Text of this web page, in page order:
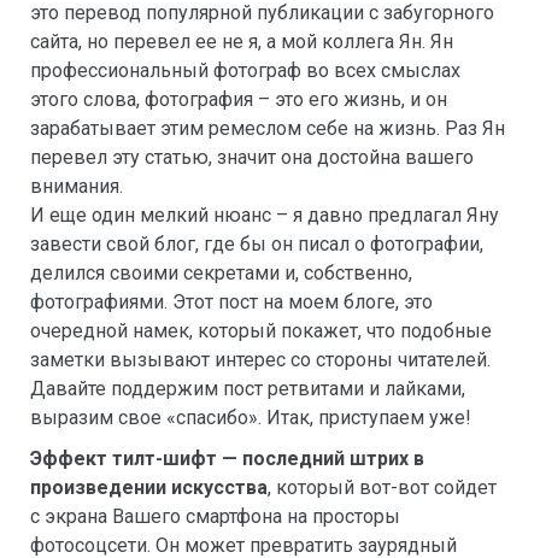
это перевод популярной публикации с забугорного
сайта, но перевел ее не я, а мой коллега Ян. Ян
профессиональный фотограф во всех смыслах
этого слова, фотография – это его жизнь, и он
зарабатывает этим ремеслом себе на жизнь. Раз Ян
перевел эту статью, значит она достойна вашего
внимания.
И еще один мелкий нюанс – я давно предлагал Яну
завести свой блог, где бы он писал о фотографии,
делился своими секретами и, собственно,
фотографиями. Этот пост на моем блоге, это
очередной намек, который покажет, что подобные
заметки вызывают интерес со стороны читателей.
Давайте поддержим пост ретвитами и лайками,
выразим свое «спасибо». Итак, приступаем уже!
Эффект тилт-шифт — последний штрих в
произведении искусства, который вот-вот сойдет
с экрана Вашего смартфона на просторы
фотосоцсети. Он может превратить заурядный